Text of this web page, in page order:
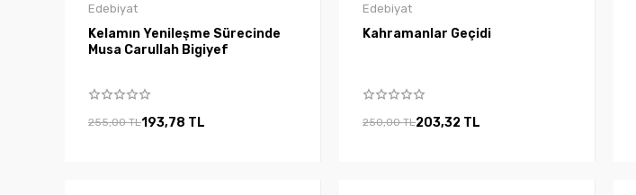
Edebiyat
Kelamın Yenileşme Sürecinde
Musa Carullah Bigiyef
255,00 TL193,78 TL
Edebiyat
Kahramanlar Geçidi
250,00 TL203,32 TL